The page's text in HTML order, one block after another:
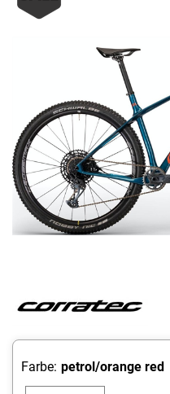
Farbe: petrol/orange red